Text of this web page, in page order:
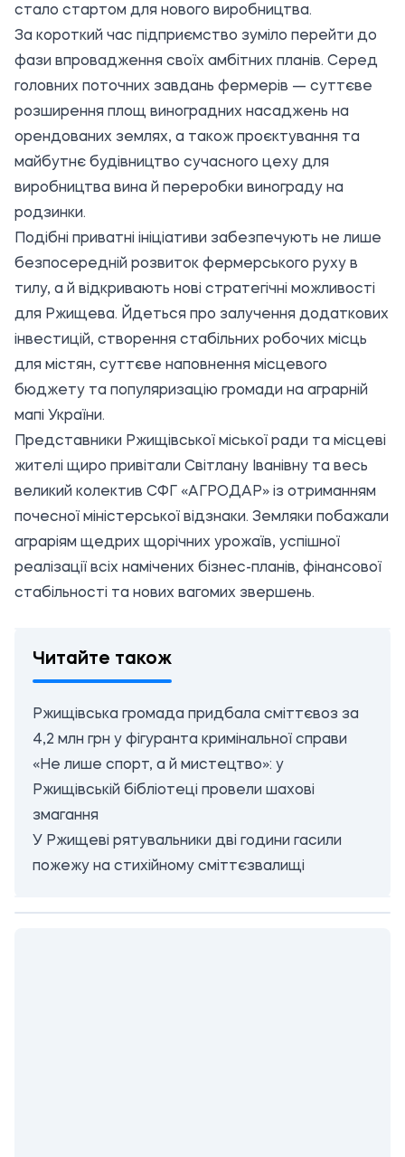
стало стартом для нового виробництва.
За короткий час підприємство зуміло перейти до
фази впровадження своїх амбітних планів. Серед
головних поточних завдань фермерів — суттєве
розширення площ виноградних насаджень на
орендованих землях, а також проєктування та
майбутнє будівництво сучасного цеху для
виробництва вина й переробки винограду на
родзинки.
Подібні приватні ініціативи забезпечують не лише
безпосередній розвиток фермерського руху в
тилу, а й відкривають нові стратегічні можливості
для Ржищева. Йдеться про залучення додаткових
інвестицій, створення стабільних робочих місць
для містян, суттєве наповнення місцевого
бюджету та популяризацію громади на аграрній
мапі України.
Представники Ржищівської міської ради та місцеві
жителі щиро привітали Світлану Іванівну та весь
великий колектив СФГ «АГРОДАР» із отриманням
почесної міністерської відзнаки. Земляки побажали
аграріям щедрих щорічних урожаїв, успішної
реалізації всіх намічених бізнес-планів, фінансової
стабільності та нових вагомих звершень.
Читайте також
Ржищівська громада придбала сміттєвоз за
4,2 млн грн у фігуранта кримінальної справи
«Не лише спорт, а й мистецтво»: у
Ржищівській бібліотеці провели шахові
змагання
У Ржищеві рятувальники дві години гасили
пожежу на стихійному сміттєзвалищі